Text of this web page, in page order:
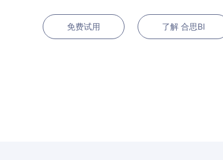
免费试用 了解 合思BI